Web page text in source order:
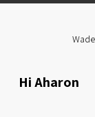
Hi Aharon